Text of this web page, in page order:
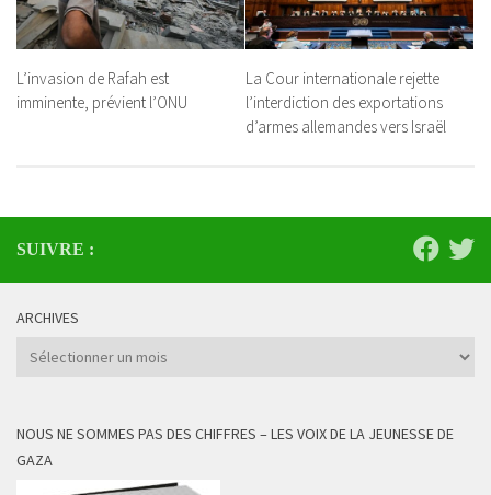
L’invasion de Rafah est
imminente, prévient l’ONU
La Cour internationale rejette
l’interdiction des exportations
d’armes allemandes vers Israël
SUIVRE :
ARCHIVES
Archives
NOUS NE SOMMES PAS DES CHIFFRES – LES VOIX DE LA JEUNESSE DE
GAZA